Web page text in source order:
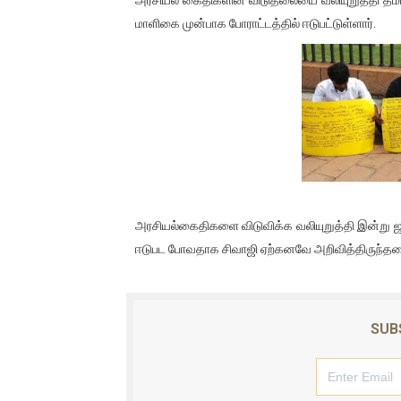
01/11/2021 Scotland ல்
பாலச்சந்திரன் மற்றும்
பிரிட்டனால் கடத்தப்படும்
வர்ராரு...வர்ராரு... அண்ணாத்த
கைது செய்யப்பட்ட இளைஞன்
தடுப்பூசியை பெற்றுக்
தியாகதீபம் லெப்.கேணல்
மாளிகை முன்பாக போராட்டத்தில் ஈடுபட்டுள்ளார்.
அரசியல்கைதிகளை விடுவிக்க வலியுறுத்தி இன்று
ஈடுபட போவதாக சிவாஜி ஏற்கனவே